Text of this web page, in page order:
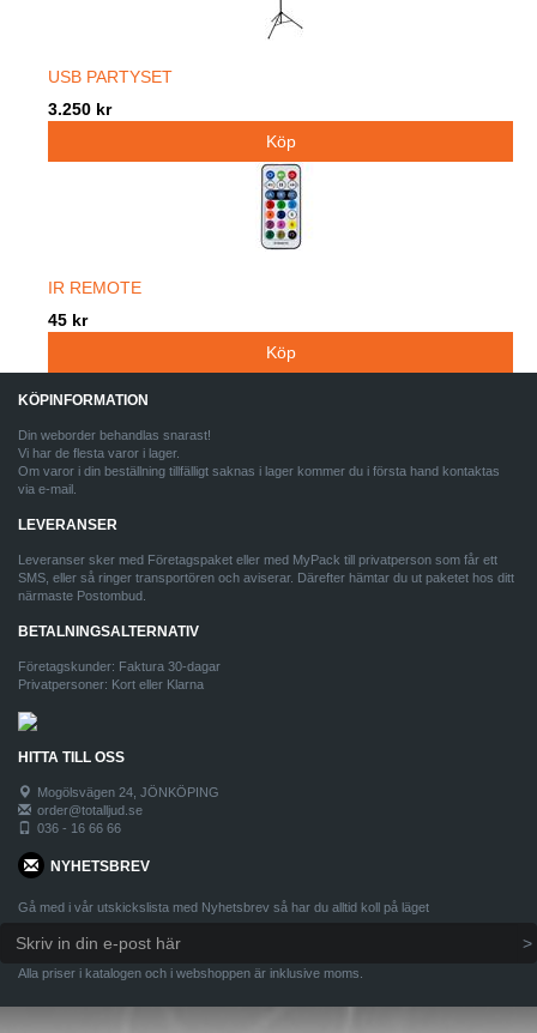
USB PARTYSET
3.250 kr
IR REMOTE
45 kr
KÖPINFORMATION
Din weborder behandlas snarast!
Vi har de flesta varor i lager.
Om varor i din beställning tillfälligt saknas i lager kommer du i första hand kontaktas
via e-mail.
LEVERANSER
Leveranser sker med Företagspaket eller med MyPack till privatperson som får ett
SMS, eller så ringer transportören och aviserar. Därefter hämtar du ut paketet hos ditt
närmaste Postombud.
BETALNINGSALTERNATIV
Företagskunder: Faktura 30-dagar
Privatpersoner: Kort eller Klarna
HITTA TILL OSS
Mogölsvägen 24, JÖNKÖPING
order@totalljud.se
036 - 16 66 66
NYHETSBREV
Gå med i vår utskickslista med Nyhetsbrev så har du alltid koll på läget
Alla priser i katalogen och i webshoppen är inklusive moms.